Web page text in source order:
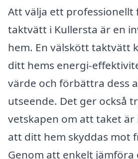
Att välja ett
taktvätt i Kullersta är en
hem. En välskött taktvätt
ditt hems energi-
värde och förbättra dess
utseende. Det ger också
vetskapen om att taket är
att ditt hem skyddas mot
Genom att enkelt jämföra